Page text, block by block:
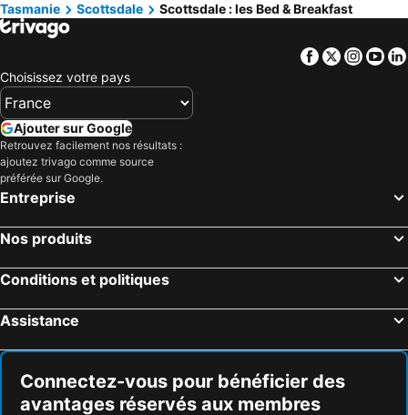
Tasmanie
Scottsdale Scottsdale : les Bed & Breakfast
Facebook
Twitter
Choisissez votre pays
Ajouter sur Google
Retrouvez facilement nos résultats :
ajoutez trivago comme source
préférée sur Google.
Entreprise
Nos produits
Conditions et politiques
Assistance
Connectez-vous pour bénéficier des
avantages réservés aux membres